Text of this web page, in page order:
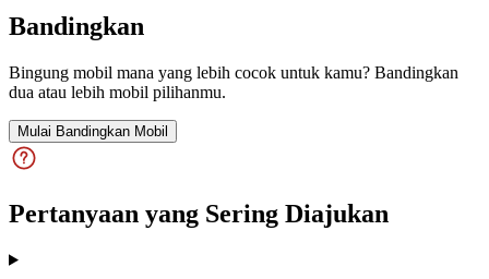
Bandingkan
Bingung mobil mana yang lebih cocok untuk kamu? Bandingkan
dua atau lebih mobil pilihanmu.
Mulai Bandingkan Mobil
Pertanyaan yang Sering Diajukan